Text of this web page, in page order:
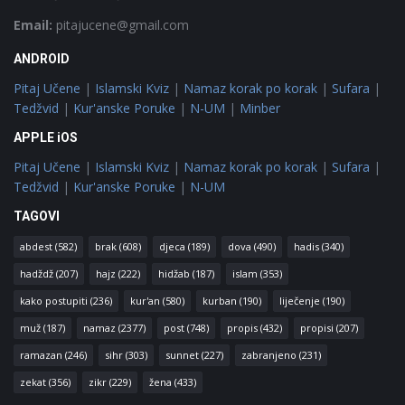
Email: pitajucene@gmail.com
ANDROID
Pitaj Učene | Islamski Kviz | Namaz korak po korak | Sufara |
Tedžvid | Kur'anske Poruke | N-UM | Minber
APPLE iOS
Pitaj Učene | Islamski Kviz | Namaz korak po korak | Sufara |
Tedžvid | Kur'anske Poruke | N-UM
TAGOVI
abdest (582) brak (608) djeca (189) dova (490) hadis (340)
hadždž (207) hajz (222) hidžab (187) islam (353)
kako postupiti (236) kur'an (580) kurban (190) liječenje (190)
muž (187) namaz (2377) post (748) propis (432) propisi (207)
ramazan (246) sihr (303) sunnet (227) zabranjeno (231)
zekat (356) zikr (229) žena (433)